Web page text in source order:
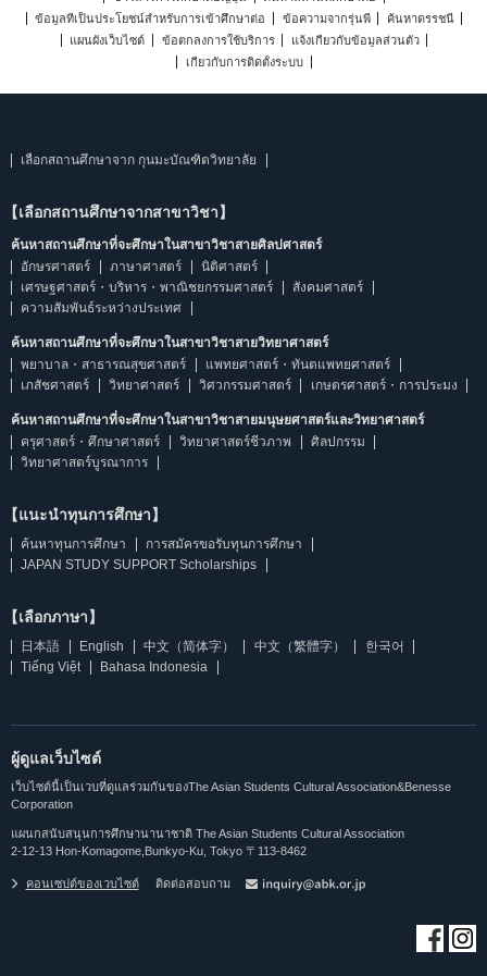
ข้อมูลที่เป็นประโยชน์สำหรับการเข้าศึกษาต่อ
ข้อความจากรุ่นพี่
ค้นหาดรรชนี
แผนผังเว็บไซต์
ข้อตกลงการใช้บริการ
แจ้งเกี่ยวกับข้อมูลส่วนตัว
เกี่ยวกับการติดตั้งระบบ
เลือกสถานศึกษาจาก กุนมะบัณฑิตวิทยาลัย
【เลือกสถานศึกษาจากสาขาวิชา】
ค้นหาสถานศึกษาที่จะศึกษาในสาขาวิชาสายศิลปศาสตร์
อักษรศาสตร์
ภาษาศาสตร์
นิติศาสตร์
เศรษฐศาสตร์・บริหาร・พาณิชยกรรมศาสตร์
สังคมศาสตร์
ความสัมพันธ์ระหว่างประเทศ
ค้นหาสถานศึกษาที่จะศึกษาในสาขาวิชาสายวิทยาศาสตร์
พยาบาล・สาธารณสุขศาสตร์
แพทยศาสตร์・ทันตแพทยศาสตร์
เภสัชศาสตร์
วิทยาศาสตร์ วิศวกรรมศาสตร์ เกษตรศาสตร์・การประมง
ค้นหาสถานศึกษาที่จะศึกษาในสาขาวิชาสายมนุษยศาสตร์และวิทยาศาสตร์
ครุศาสตร์・ศึกษาศาสตร์
วิทยาศาสตร์ชีวภาพ
ศิลปกรรม
วิทยาศาสตร์บูรณาการ
【แนะนำทุนการศึกษา】
ค้นหาทุนการศึกษา
การสมัครขอรับทุนการศึกษา
JAPAN STUDY SUPPORT Scholarships
【เลือกภาษา】
日本語 English 中文（简体字） 中文（繁體字）
한국어
Tiếng Việt
Bahasa Indonesia
ผู้ดูแลเว็บไซต์
เว็บไซต์นี้เป็นเวบที่ดูแลร่วมกันของThe Asian Students Cultural Association&Benesse
Corporation
แผนกสนับสนุนการศึกษานานาชาติ The Asian Students Cultural Association
2-12-13 Hon-Komagome,Bunkyo-Ku, Tokyo 〒113-8462
คอนเซปต์ของเวบไซต์ ติดต่อสอบถาม